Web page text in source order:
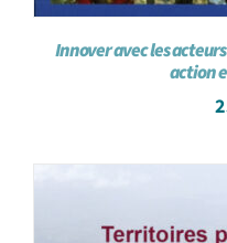
Innover avec les
action